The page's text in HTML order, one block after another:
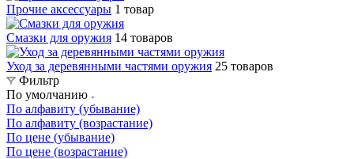
Прочие аксессуары 1 товар
Смазки для оружия 14 товаров
Уход за деревянными частями оружия 25 товаров
Фильтр
По умолчанию
По алфавиту (убывание)
По алфавиту (возрастание)
По цене (убывание)
По цене (возрастание)